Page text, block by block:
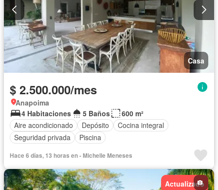
Casa
$ 2.500.000/mes
Anapoima
4 Habitaciones
5 Baños
600 m²
Aire acondicionado
Depósito
Cocina integral
Seguridad privada
Piscina
Hace 6 días, 13 horas en - Michelle Meneses
Actualizado